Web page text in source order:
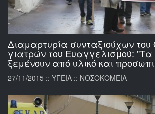
Διαμαρτυρία συνταξιούχων
γιατρών του Ευαγγελισμού: "Τα
ξεμένουν από υλικό και
27/11/2015 :: ΥΓΕΙΑ :: ΝΟΣΟΚΟΜΕΙΑ